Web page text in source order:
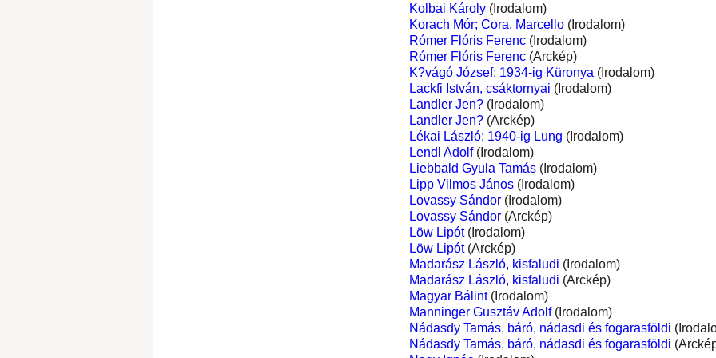
Kolbai Károly(Irodalom)
Korach Mór; Cora, Marcello(Irodalom)
Rómer Flóris Ferenc(Irodalom)
Rómer Flóris Ferenc(Arckép)
K?vágó József; 1934-ig Küronya (Irodalom)
Lackfi István, csáktornyai (Irodalom)
Landler Jen?(Irodalom)
Landler Jen?(Arckép)
Lékai László; 1940-ig Lung (Irodalom)
Lendl Adolf(Irodalom)
Liebbald Gyula Tamás(Irodalom)
Lipp Vilmos János(Irodalom)
Lovassy Sándor(Irodalom)
Lovassy Sándor(Arckép)
Löw Lipót(Irodalom)
Löw Lipót(Arckép)
Madarász László, kisfaludi (Irodalom)
Madarász László, kisfaludi (Arckép)
Magyar Bálint(Irodalom)
Manninger Gusztáv Adolf(Irodalom)
Nádasdy Tamás, báró, nádasdi és fogarasföldi
Nádasdy Tamás, báró, nádasdi és fogarasföldi